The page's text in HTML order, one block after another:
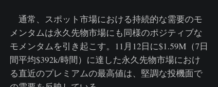
通常、スポット市場における持続的な需要のモ
メンタムは永久先物市場にも同様のポジティブな
モメンタムを引き起こす。11月12日に$1.59M（7日
間平均$392k/時間）に達した永久先物市場におけ
る直近のプレミアムの最高値は、堅調な投機面で